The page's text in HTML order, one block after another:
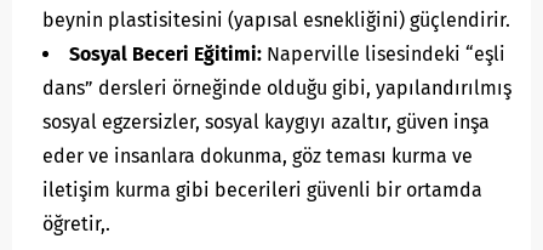
beynin plastisitesini (yapısal esnekliğini) güçlendirir.
Sosyal Beceri Eğitimi: Naperville lisesindeki “eşli
dans” dersleri örneğinde olduğu gibi, yapılandırılmış
sosyal egzersizler, sosyal kaygıyı azaltır, güven inşa
eder ve insanlara dokunma, göz teması kurma ve
iletişim kurma gibi becerileri güvenli bir ortamda
öğretir,.